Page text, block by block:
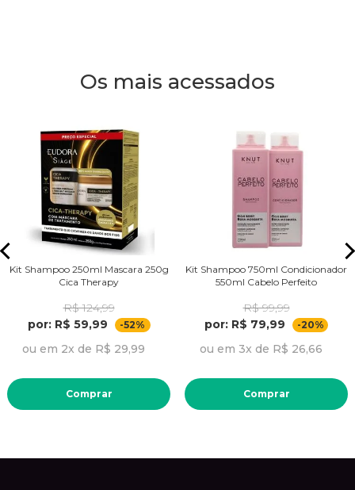
Os mais acessados
Kit Shampoo 250ml Mascara 250g
Cica Therapy
R$ 124,99
por: R$ 59,99
-52%
ou em 2x de R$ 29,99
Comprar
Kit Shampoo 750ml Condicionador
550ml Cabelo Perfeito
R$ 99,99
por: R$ 79,99
-20%
ou em 3x de R$ 26,66
Comprar